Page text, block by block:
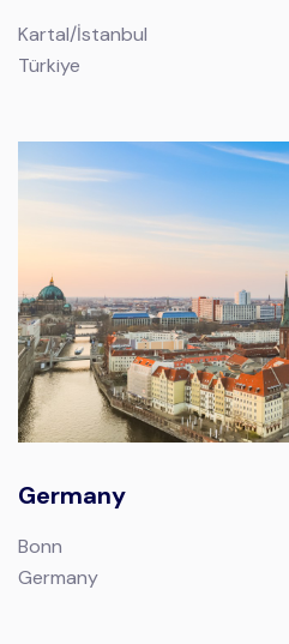
Kartal/İstanbul
Türkiye
Germany
Bonn
Germany